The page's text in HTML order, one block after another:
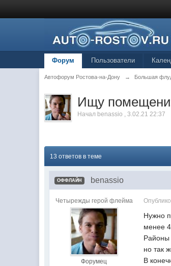
Форум Пользователи
Автофорум Ростова-на-Дону → Большая
Ищу
Начал benassio ,3.02.21 22:37
13 ответов в теме
ОФФЛАЙН benassio
Четырежды герой флейма
Форумец
Нужно
менее
Районы
но так
В